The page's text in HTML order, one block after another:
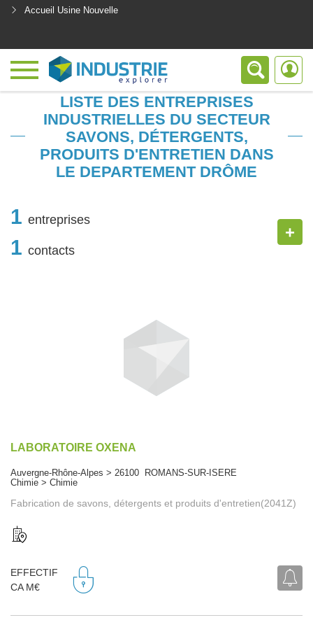
Accueil Usine Nouvelle
LISTE DES ENTREPRISES
INDUSTRIELLES DU SECTEUR
SAVONS, DÉTERGENTS,
PRODUITS D'ENTRETIEN DANS
LE DEPARTEMENT DRÔME
1 entreprises
1 contacts
+
LABORATOIRE OXENA
Auvergne-Rhône-Alpes > 26100 ROMANS-SUR-ISERE
Chimie > Chimie
Fabrication de savons, détergents et produits d'entretien(2041Z)
EFFECTIF
CA M€